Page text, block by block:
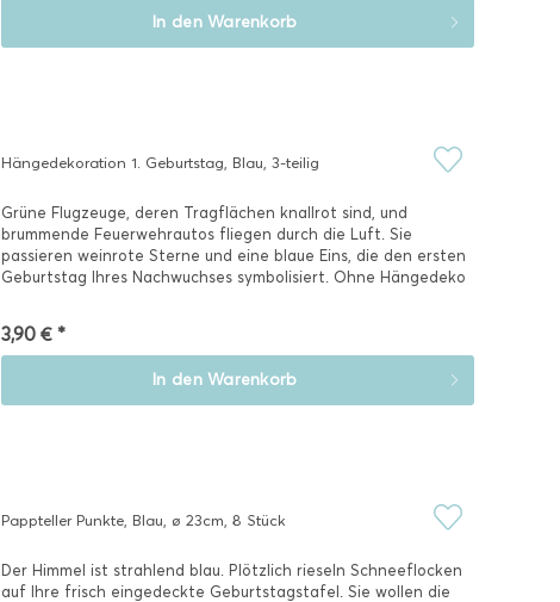
In den Warenkorb
Hängedekoration 1. Geburtstag, Blau, 3-teilig
Grüne Flugzeuge, deren Tragflächen knallrot sind, und
brummende Feuerwehrautos fliegen durch die Luft. Sie
passieren weinrote Sterne und eine blaue Eins, die den ersten
Geburtstag Ihres Nachwuchses symbolisiert. Ohne Hängedeko
3,90 € *
In den Warenkorb
Pappteller Punkte, Blau, ø 23cm, 8 Stück
Der Himmel ist strahlend blau. Plötzlich rieseln Schneeflocken
auf Ihre frisch eingedeckte Geburtstagstafel. Sie wollen die